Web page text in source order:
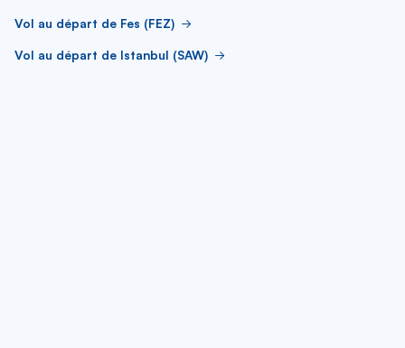
Vol au départ de Fes (FEZ)
Vol au départ de Istanbul (SAW)